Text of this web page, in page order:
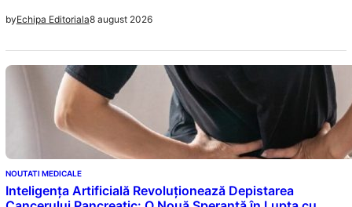
byEchipa Editoriala8 august 2026
NOUTATI MEDICALE
Inteligența Artificială Revoluționează Depistarea